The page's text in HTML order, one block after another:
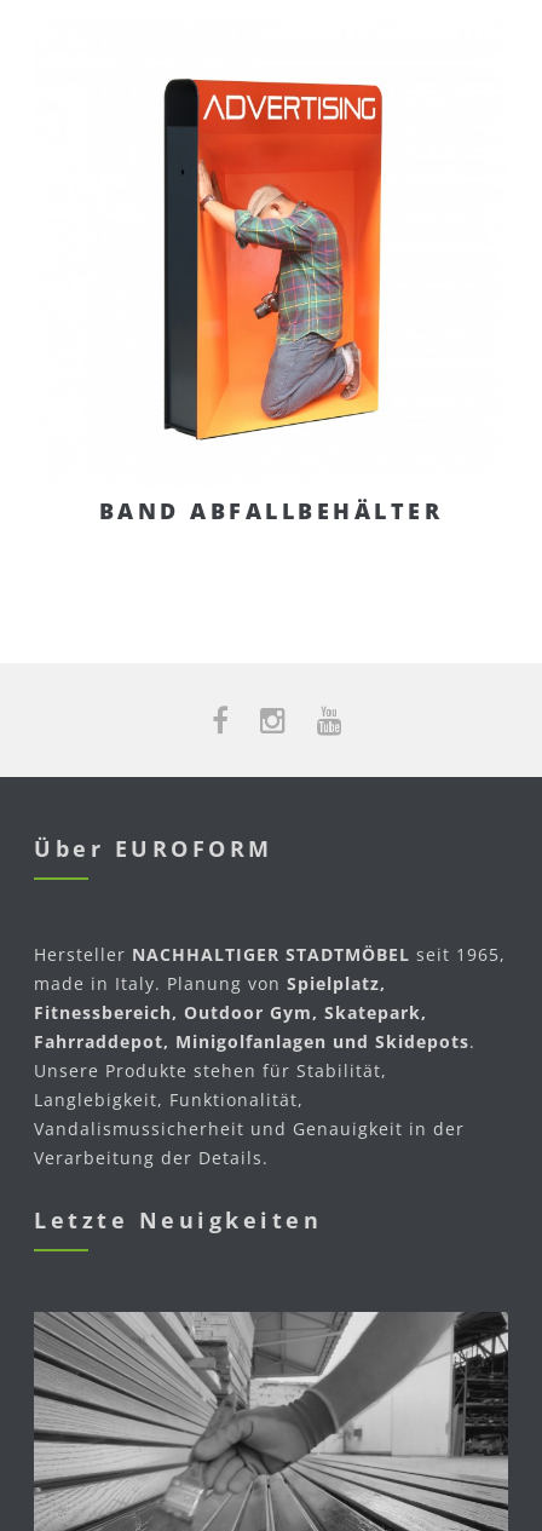
BAND ABFALLBEHÄLTER
Über EUROFORM
Hersteller NACHHALTIGER STADTMÖBEL seit 1965,
made in Italy. Planung von Spielplatz,
Fitnessbereich, Outdoor Gym, Skatepark,
Fahrraddepot, Minigolfanlagen und Skidepots.
Unsere Produkte stehen für Stabilität,
Langlebigkeit, Funktionalität,
Vandalismussicherheit und Genauigkeit in der
Verarbeitung der Details.
Letzte Neuigkeiten